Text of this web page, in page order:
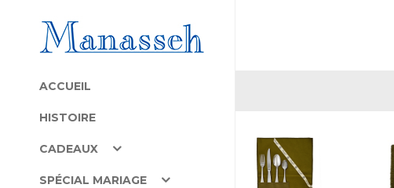
ACCUEIL
HISTOIRE
CADEAUX
SPÉCIAL MARIAGE